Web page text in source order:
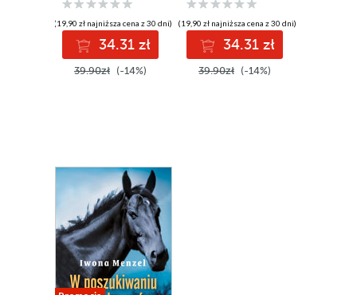
(19,90 zł najniższa cena z 30 dni)
34.31 zł
39.90zł (-14%)
(19,90 zł najniższa cena z 30 dni)
34.31 zł
39.90zł (-14%)